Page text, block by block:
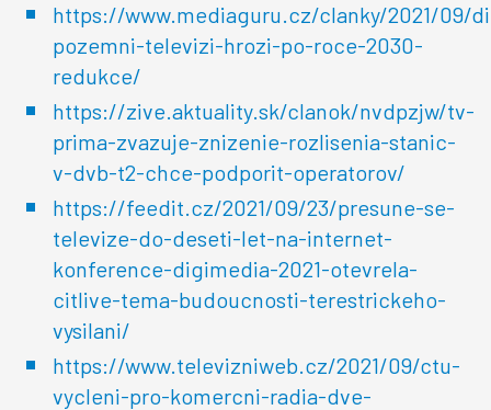
https://www.mediaguru.cz/clanky/2021/09/
pozemni-televizi-hrozi-po-roce-2030-
redukce/
https://zive.aktuality.sk/clanok/nvdpzjw/tv-
prima-zvazuje-znizenie-rozlisenia-stanic-
v-dvb-t2-chce-podporit-operatorov/
https://feedit.cz/2021/09/23/presune-se-
televize-do-deseti-let-na-internet-
konference-digimedia-2021-otevrela-
citlive-tema-budoucnosti-terestrickeho-
vysilani/
https://www.televizniweb.cz/2021/09/ctu-
vycleni-pro-komercni-radia-dve-